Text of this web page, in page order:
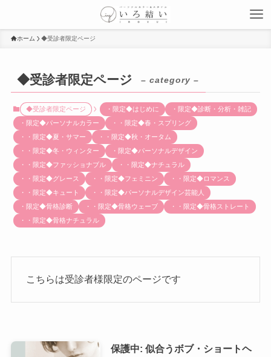
ホーム ◆受診者限定ページ
◆受診者限定ページ – category –
◆受診者限定ページ ・限定◆はじめに
・限定◆診断・分析・雑記
・限定◆パーソナルカラー
・・限定◆春・スプリング
・・限定◆夏・サマー
・・限定◆秋・オータム
・・限定◆冬・ウィンター
・限定◆パーソナルデザイン
・・限定◆ファッショナブル
・・限定◆ナチュラル
・・限定◆グレース
・・限定◆フェミニン
・・限定◆ロマンス
・・限定◆キュート
・・限定◆パーソナルデザイン芸能人
・限定◆骨格診断
・・限定◆骨格ウェーブ
・・限定◆骨格ストレート
・・限定◆骨格ナチュラル
こちらは受診者様限定のページです
保護中: 似合うボブ・ショートヘ